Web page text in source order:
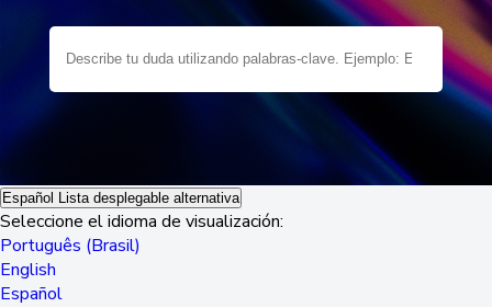
Español Lista desplegable alternativa
Seleccione el idioma de visualización:
Português (Brasil)
English
Español